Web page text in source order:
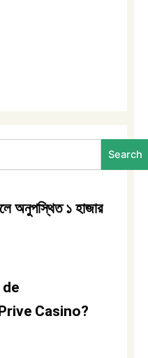
Search
অনুপস্থিত ১ হাজার
Casino?